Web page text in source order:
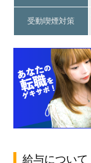
受動喫煙対策
給与について